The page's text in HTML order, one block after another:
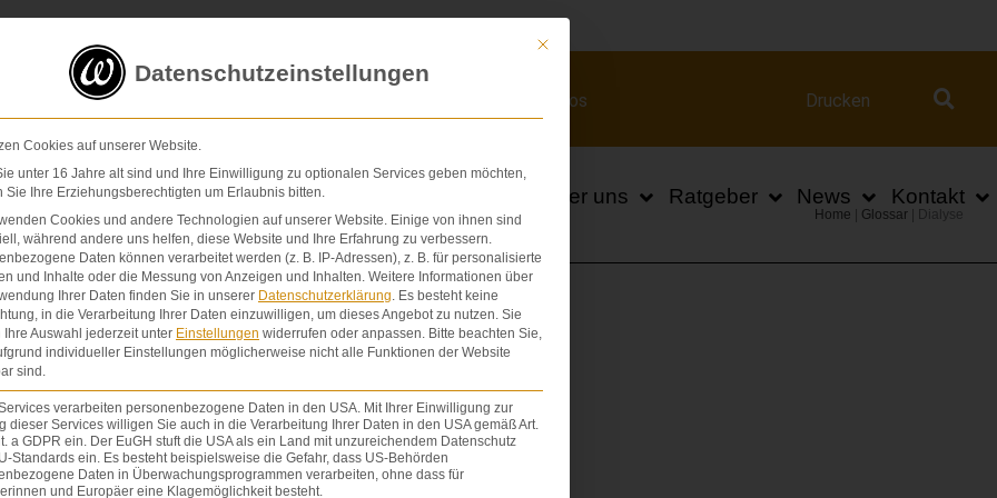
E-Mail Videos Drucken
& Schadensersatz Über uns Ratgeber News Kontakt
Home Glossar| Dialyse
Mit diesem Button wird der Dialog geschlossen. Seine Funktionalität ist
Datenschutzeinstellungen
Cookies auf unserer Website.
unter 16 Jahre alt sind und Ihre Einwilligung zu optionalen Services geben möchten,
Sie Ihre Erziehungsberechtigten um Erlaubnis bitten.
Cookies und andere Technologien auf unserer Website. Einige von ihnen sind
während andere uns helfen, diese Website und Ihre Erfahrung zu verbessern.
Daten können verarbeitet werden (z. B. IP-Adressen), z. B. für personalisierte
und Inhalte oder die Messung von Anzeigen und Inhalten. Weitere Informationen über
Ihrer Daten finden Sie in unserer Datenschutzerklärung. Es besteht keine
in die Verarbeitung Ihrer Daten einzuwilligen, um dieses Angebot zu nutzen. Sie
Ihre Auswahl jederzeit unter Einstellungen widerrufen oder anpassen. Bitte beachten Sie,
individueller Einstellungen möglicherweise nicht alle Funktionen der Website
sind.
verarbeiten personenbezogene Daten in den USA. Mit Ihrer Einwilligung zur
dieser Services willigen Sie auch in die Verarbeitung Ihrer Daten in den USA gemäß Art.
a GDPR ein. Der EuGH stuft die USA als ein Land mit unzureichendem Datenschutz
Standards ein. Es besteht beispielsweise die Gefahr, dass US-Behörden
Daten in Überwachungsprogrammen verarbeiten, ohne dass für
und Europäer eine Klagemöglichkeit besteht.